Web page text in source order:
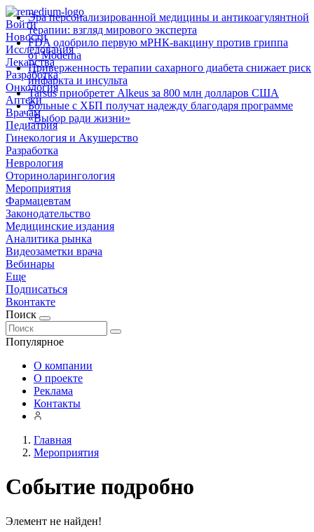
Войти
Новости
Исследования
Лекарства
Разработка
Онкология
Аптеки
Врачам
Педиатрия
Гинекология и Акушерство
Разработка
Неврология
Оториноларингология
Мероприятия
Фармацевтам
Законодательство
Медицинские издания
Аналитика рынка
Видеозаметки врача
Вебинары
Еще
Подписаться
Вконтакте
Поиск
Популярное
Эра персонализированной медицины и антикоагулянтной
терапии: взгляд мирового эксперта
FDA одобрило первую мРНК‑вакцину против гриппа
от Moderna
Приверженность терапии сахарного диабета снижает риск
инфаркта и инсульта
Tarsus приобретет Alkeus за 800 млн долларов США
Больные с ХБП получат надежду благодаря программе
«Выбор ради жизни»
О компании
О проекте
Реклама
Контакты
Главная
Мероприятия
Событие подробно
Элемент не найден!